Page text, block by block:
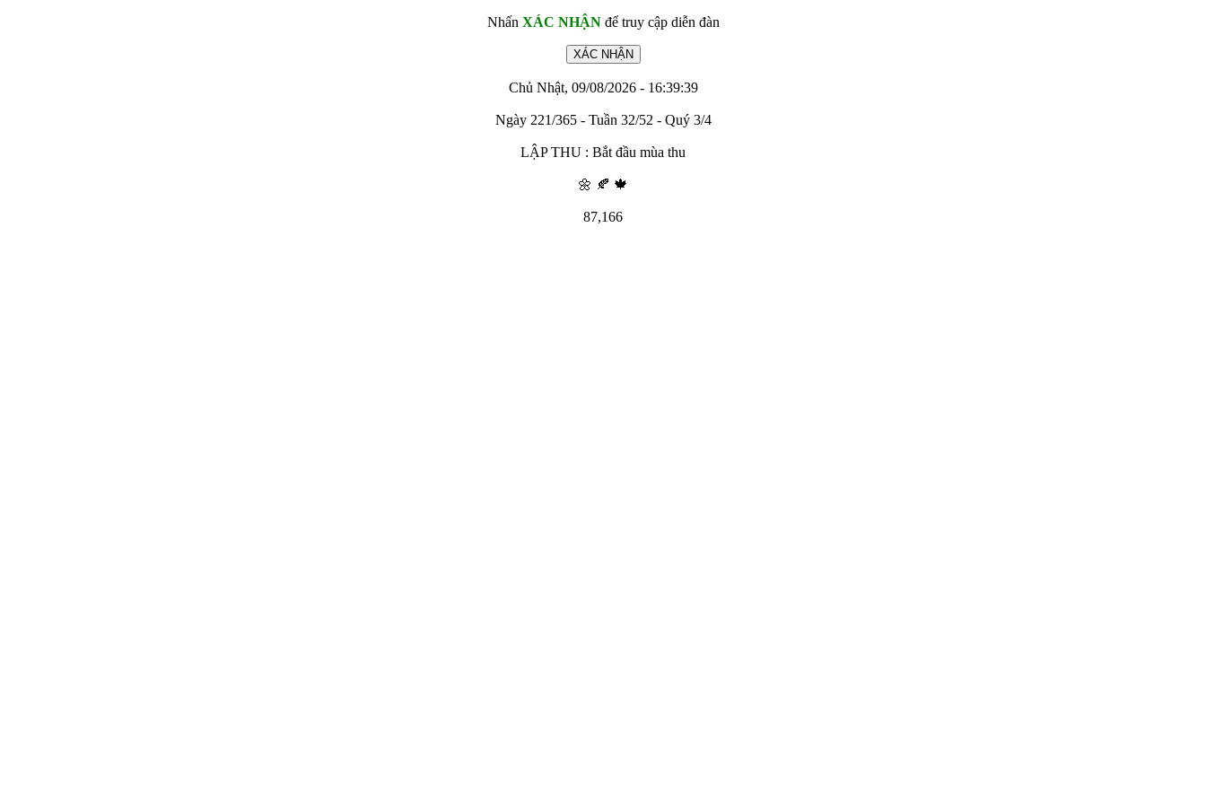
Nhấn XÁC NHẬNđể truy cập diễn đàn
Chủ Nhật, 09/08/2026 - 16:39:39
Ngày 221/365 - Tuần 32/52 - Quý 3/4
LẬP THU : Bắt đầu mùa thu
🌼 🍂 🍁
87,166